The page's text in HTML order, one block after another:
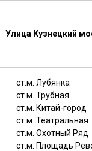
Улица Кузнецкий
ст.м. Лубянка
ст.м. Трубная
ст.м. Китай-город
ст.м. Театральная
ст.м. Охотный Ряд
ст.м. Площадь